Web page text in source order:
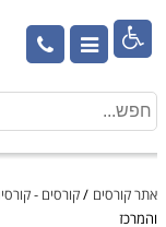

אתר קורסים /קורסים -
והמרכז